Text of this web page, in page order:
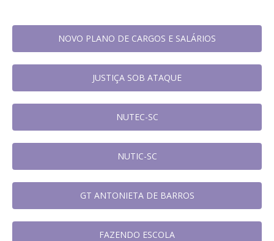
NOVO PLANO DE CARGOS E SALÁRIOS
JUSTIÇA SOB ATAQUE
NUTEC-SC
NUTIC-SC
GT ANTONIETA DE BARROS
FAZENDO ESCOLA